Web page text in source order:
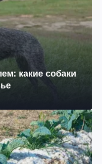
какие собаки